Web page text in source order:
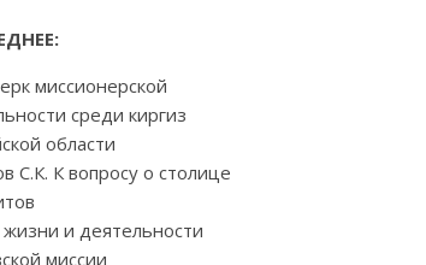
миссионерской
среди киргиз
области
С.К. К вопросу о столице
и деятельности
миссии